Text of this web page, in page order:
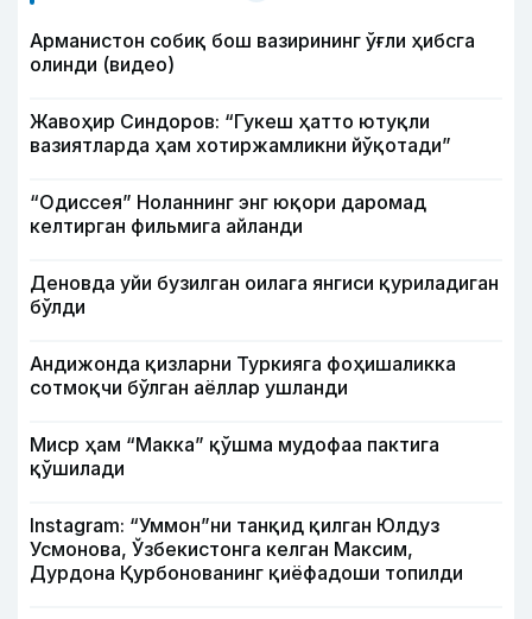
Арманистон собиқ бош вазирининг ўғли ҳибсга
олинди (видео)
Жавоҳир Синдоров: “Гукеш ҳатто ютуқли
вазиятларда ҳам хотиржамликни йўқотади”
“Одиссея” Ноланнинг энг юқори даромад
келтирган фильмига айланди
Деновда уйи бузилган оилага янгиси қуриладиган
бўлди
Андижонда қизларни Туркияга фоҳишаликка
сотмоқчи бўлган аёллар ушланди
Миср ҳам “Макка” қўшма мудофаа пактига
қўшилади
Instagram: “Уммон”ни танқид қилган Юлдуз
Усмонова, Ўзбекистонга келган Максим,
Дурдона Қурбонованинг қиёфадоши топилди